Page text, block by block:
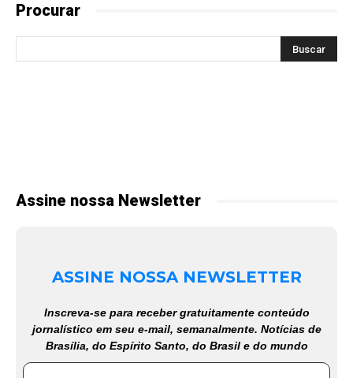
Procurar
Assine nossa Newsletter
ASSINE NOSSA NEWSLETTER
Inscreva-se para receber gratuitamente conteúdo
jornalístico em seu e-mail, semanalmente. Notícias de
Brasília, do Espírito Santo, do Brasil e do mundo